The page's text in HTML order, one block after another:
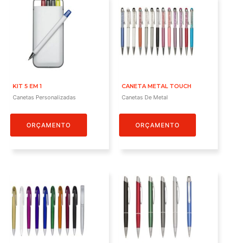
KIT 5 EM 1
Canetas Personalizadas
ORÇAMENTO
CANETA METAL TOUCH
Canetas De Metal
ORÇAMENTO